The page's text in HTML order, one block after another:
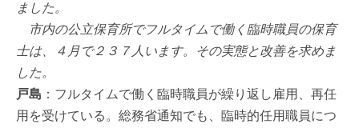
ました。
市内の公立保育所でフルタイムで働く臨時職員の保育
士は、４月で２３７人います。その実態と改善を求めま
した。
戸島 ：フルタイムで働く臨時職員が繰り返し雇用、再任
用を受けている。総務省通知でも、臨時的任用職員につ